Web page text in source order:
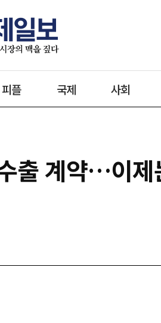
피플 국제 사회
출 계약…이